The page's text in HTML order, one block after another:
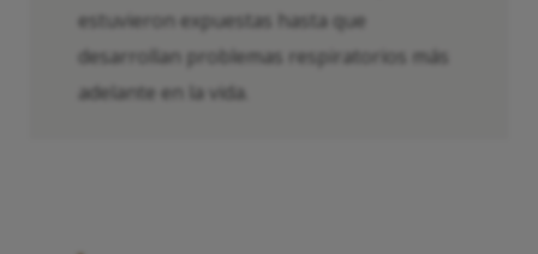
estuvieron expuestas hasta que
desarrollan problemas respiratorios más
adelante en la vida.